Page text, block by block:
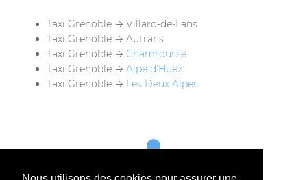
Taxi Grenoble → Villard-de-Lans
Taxi Grenoble → Autrans
Taxi Grenoble → Chamrousse
Taxi Grenoble → Alpe d’Huez
Taxi Grenoble → Les Deux Alpes